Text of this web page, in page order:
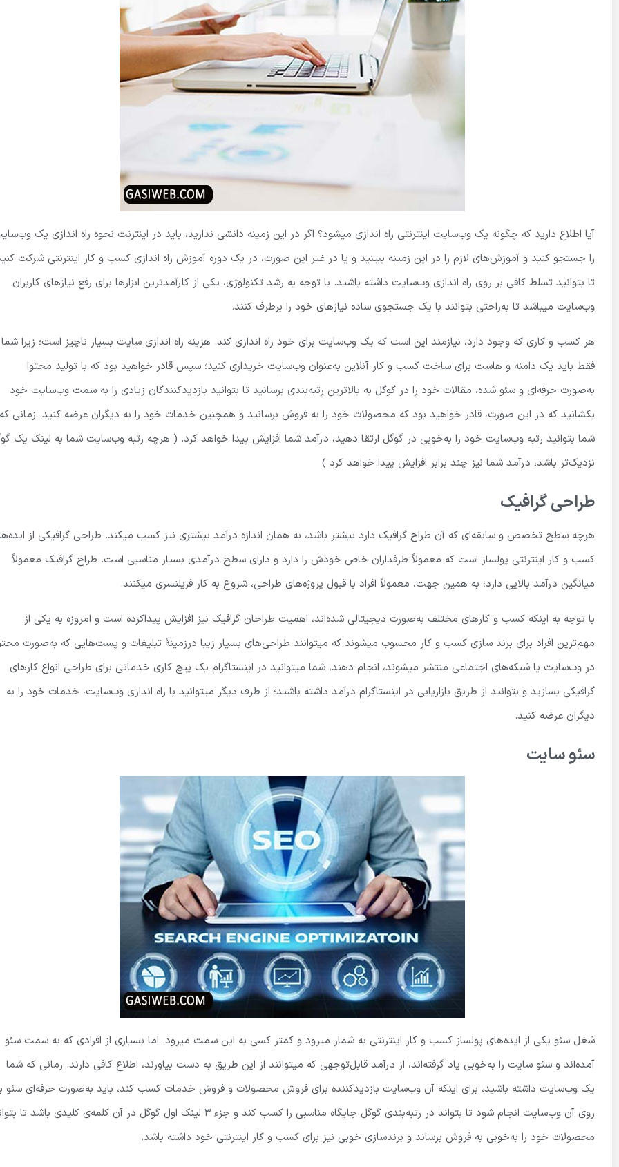
آیا اطلاع دارید که چگونه یک وب‌سایت اینترنتی راه اندازی میشود؟ اگر در این زمینه دانشی ندارید، باید در اینترنت نحوه راه اندازی یک
را جستجو کنید و آموزش‌های لازم را در این زمینه ببینید و یا در غیر این صورت، در یک دوره آموزش راه اندازی کسب و کار اینترنتی شرکت
تا بتوانید تسلط کافی بر روی راه اندازی وب‌سایت داشته باشید. با توجه به رشد تکنولوژی، یکی از کارآمدترین ابزارها برای رفع نیازهای کاربران
وب‌سایت میباشد تا به‌راحتی بتوانند با یک جستجوی ساده نیازهای خود را برطرف کنند.
هر کسب و کاری که وجود دارد، نیازمند این است که یک وب‌سایت برای خود راه اندازی کند. هزینه راه اندازی سایت بسیار ناچیز است؛ زیرا شما
فقط باید یک دامنه و هاست برای ساخت کسب و کار آنلاین به‌عنوان وب‌سایت خریداری کنید؛ سپس قادر خواهید بود که با تولید محتوا
به‌صورت حرفه‌ای و سئو شده، مقالات خود را در گوگل به بالاترین رتبه‌بندی برسانید تا بتوانید بازدیدکنندگان زیادی را به سمت وب‌سایت خود
بکشانید که در این صورت، قادر خواهید بود که محصولات خود را به فروش برسانید و همچنین خدمات خود را به دیگران عرضه کنید. زمانی که
شما بتوانید رتبه وب‌سایت خود را به‌خوبی در گوگل ارتقا دهید، درآمد شما افزایش پیدا خواهد کرد. ( هرچه رتبه وب‌سایت شما به لینک یک
نزدیک‌تر باشد، درآمد شما نیز چند برابر افزایش پیدا خواهد کرد )
طراحی گرافیک
هرچه سطح تخصص و سابقه‌ای که آن طراح گرافیک دارد بیشتر باشد، به همان اندازه درآمد بیشتری نیز کسب میکند. طراحی گرافیکی از
کسب و کار اینترنتی پولساز است که معمولاً طرفداران خاص خودش را دارد و دارای سطح درآمدی بسیار مناسبی است. طراح گرافیک معمولاً
میانگین درآمد بالایی دارد؛ به همین جهت، معمولاً افراد با قبول پروژه‌های طراحی، شروع به کار فریلنسری میکنند.
با توجه به اینکه کسب و کارهای مختلف به‌صورت دیجیتالی شده‌اند، اهمیت طراحان گرافیک نیز افزایش پیداکرده است و امروزه به یکی از
مهم‌ترین افراد برای برند سازی کسب و کار محسوب میشوند که میتوانند طراحی‌های بسیار زیبا درزمینهٔ تبلیغات و پست‌هایی که به‌صورت
در وب‌سایت یا شبکه‌های اجتماعی منتشر میشوند، انجام دهند. شما میتوانید در اینستاگرام یک پیچ کاری خدماتی برای طراحی انواع کارهای
گرافیکی بسازید و بتوانید از طریق بازاریابی در اینستاگرام درآمد داشته باشید؛ از طرف دیگر میتوانید با راه اندازی وب‌سایت، خدمات خود را به
دیگران عرضه کنید.
سئو سایت
شغل سئو یکی از ایده‌های پولساز کسب و کار اینترنتی به شمار میرود و کمتر کسی به این سمت میرود. اما بسیاری از افرادی که به سمت سئو
آمده‌اند و سئو سایت را به‌خوبی یاد گرفته‌اند، از درآمد قابل‌توجهی که میتوانند از این طریق به دست بیاورند، اطلاع کافی دارند. زمانی که شما
یک وب‌سایت داشته باشید، برای اینکه آن وب‌سایت بازدیدکننده برای فروش محصولات و فروش خدمات کسب کند، باید به‌صورت حرفه‌ای سئو
روی آن وب‌سایت انجام شود تا بتواند در رتبه‌بندی گوگل جایگاه مناسبی را کسب کند و جزء 3 لینک اول گوگل در آن کلمه‌ی کلیدی باشد تا
محصولات خود را به‌خوبی به فروش برساند و برندسازی خوبی نیز برای کسب و کار اینترنتی خود داشته باشد.